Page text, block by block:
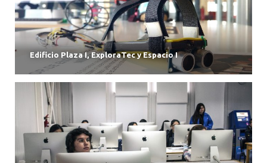
Edificio Plaza I, ExploraTec y Espacio I